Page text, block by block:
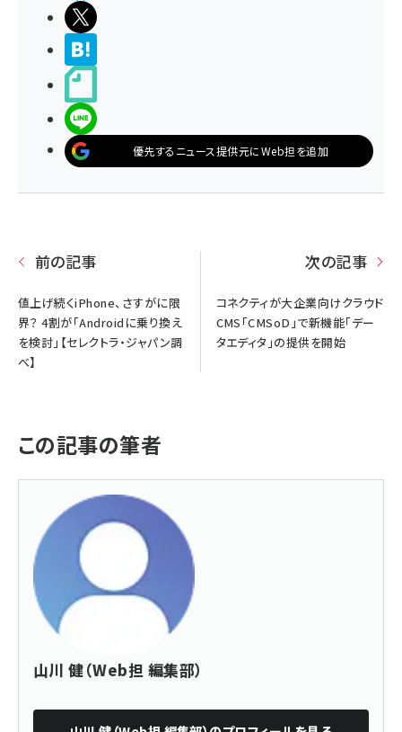
優先するニュース提供元にWeb担を追加
前の記事
値上げ続くiPhone、さすがに限
界？ 4割が「Androidに乗り換え
を検討」【セレクトラ・ジャパン調
べ】
次の記事
コネクティが大企業向けクラウド
CMS「CMSoD」で新機能「デー
タエディタ」の提供を開始
この記事の筆者
山川 健（Web担 編集部）